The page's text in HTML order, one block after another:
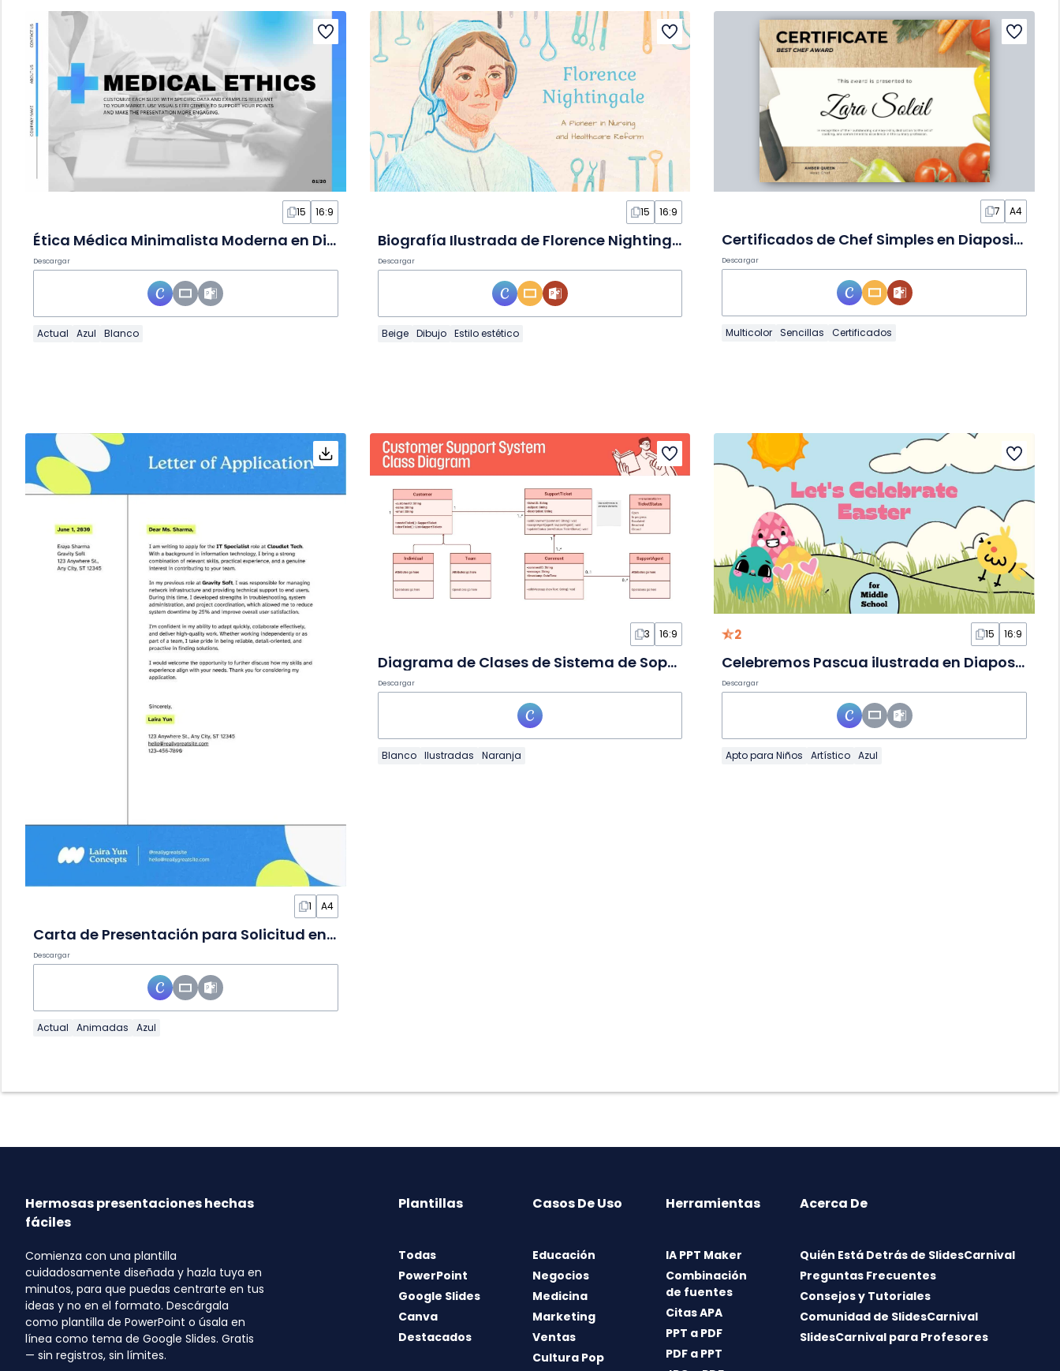
15 16:9
Ética Médica Minimalista Moderna en Diapositivas
Descargar
Actual Azul Blanco
15 16:9
Biografía Ilustrada de Florence Nightingale en Diapositivas
Descargar
Beige Dibujo Estilo estético
7 A4
Certificados de Chef Simples en Diapositivas
Descargar
Multicolor Sencillas Certificados
1 A4
Carta de Presentación para Solicitud en Diapositivas
Descargar
Actual Animadas Azul
3 16:9
Diagrama de Clases de Sistema de Soporte al Cliente en Pizarra
Descargar
Blanco Ilustradas Naranja
2 15 16:9
Celebremos Pascua ilustrada en Diapositivas
Descargar
Apto para Niños Artístico Azul
Hermosas presentaciones hechas
fáciles
Comienza con una plantilla
cuidadosamente diseñada y hazla tuya en
minutos, para que puedas centrarte en tus
ideas y no en el formato. Descárgala
como plantilla de PowerPoint o úsala en
línea como tema de Google Slides. Gratis
— sin registros, sin límites.
Plantillas
Todas
PowerPoint
Google Slides
Canva
Destacados
Casos De Uso
Educación
Negocios
Medicina
Marketing
Ventas
Cultura Pop
Herramientas
IA PPT Maker
Combinación
de fuentes
Citas APA
PPT a PDF
PDF a PPT
Acerca De
Quién Está Detrás de SlidesCarnival
Preguntas Frecuentes
Consejos y Tutoriales
Comunidad de SlidesCarnival
SlidesCarnival para Profesores